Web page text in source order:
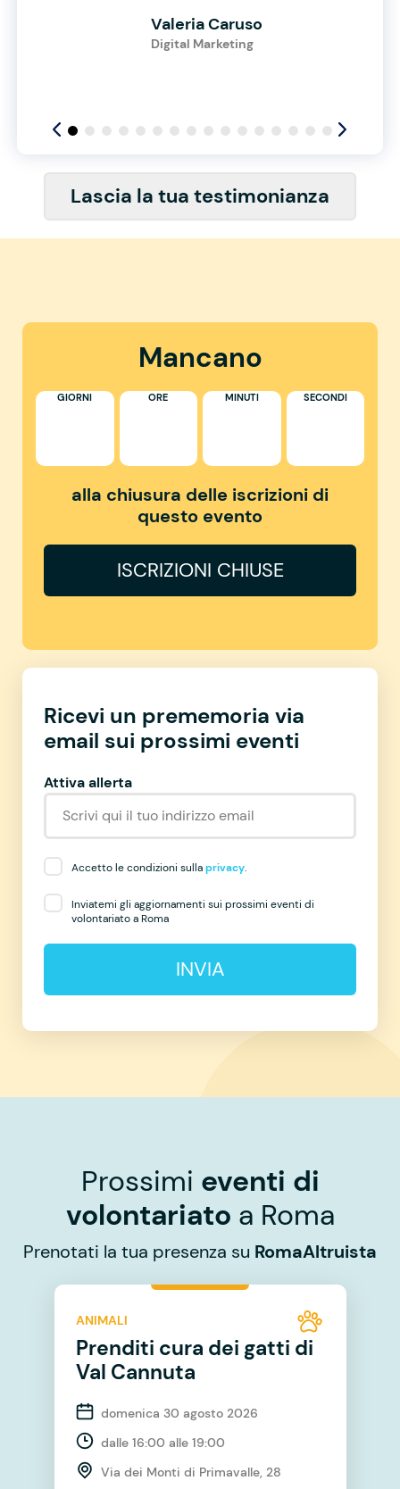
Valeria Caruso
Digital Marketing
Lascia la tua testimonianza
Mancano
GIORNI ORE MINUTI SECONDI
alla chiusura delle iscrizioni di
questo evento
ISCRIZIONI CHIUSE
Ricevi un prememoria via
email sui prossimi eventi
Attiva allerta
Accetto le condizioni sullaprivacy.
Inviatemi gli aggiornamenti sui prossimi eventi di
volontariato a Roma
INVIA
Prossimi eventi di
volontariato a Roma
Prenotati la tua presenza su RomaAltruista
ANIMALI
Prenditi cura dei gatti di
Val Cannuta
domenica 30 agosto 2026
dalle 16:00 alle 19:00
Via dei Monti di Primavalle, 28